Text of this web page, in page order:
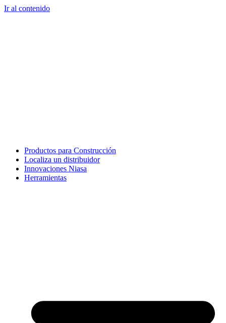
Ir al contenido
Productos para Construcción
Localiza un distribuidor
Innovaciones Niasa
Herramientas